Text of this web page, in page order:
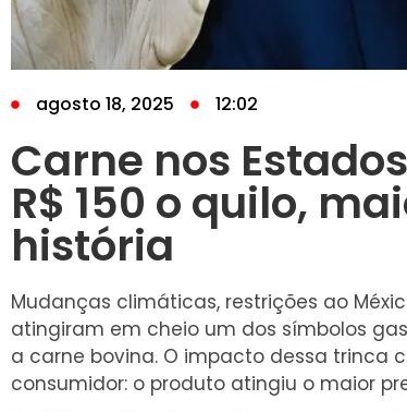
agosto 18, 2025 12:02
Carne nos
R$ 150 o quilo,
história
Mudanças climáticas, restrições ao
atingiram em cheio um dos símbolos
a carne bovina. O impacto dessa trinca
consumidor: o produto atingiu o maior